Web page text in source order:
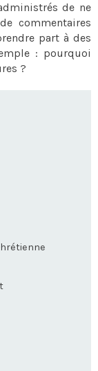
de ne
commentaires
part à des
: pourquoi
?